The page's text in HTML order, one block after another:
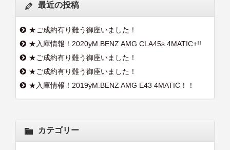
最近の投稿
★ご成約有り難う御座いました！
★入庫情報！2020yM.BENZ AMG CLA45s 4MATIC+!!
★ご成約有り難う御座いました！
★ご成約有り難う御座いました！
★入庫情報！2019yM.BENZ AMG E43 4MATIC！！
カテゴリー